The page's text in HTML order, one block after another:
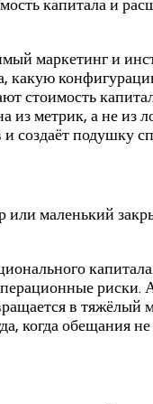
капитала и
маркетинг и
какую
стоимость
метрик, а не из
создаёт подушку
или маленький
в тяжёлый
когда обещания не